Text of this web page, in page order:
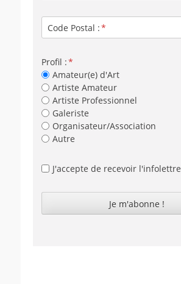
Code Postal :
Profil :
Amateur(e) d'Art
Artiste Amateur
Artiste Professionnel
Galeriste
Organisateur/Association
Autre
J'accepte de recevoir l'infolettre